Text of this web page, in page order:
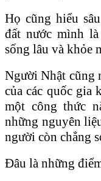
Họ cũng hiểu
đất nước mình
sống lâu và khỏe
Người Nhật cũng
của các quốc gia
một công thức
những nguyên
người còn chẳng
Đâu là những